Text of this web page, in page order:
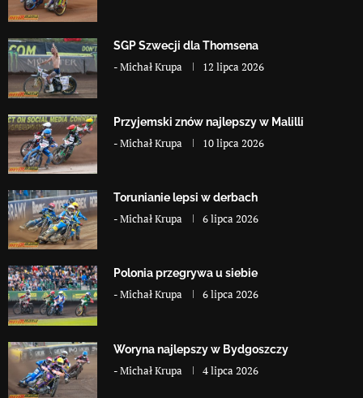
SGP Szwecji dla Thomsena
-Michał Krupa 12 lipca 2026
Przyjemski znów najlepszy w Malilli
-Michał Krupa 10 lipca 2026
Torunianie lepsi w derbach
-Michał Krupa 6 lipca 2026
Polonia przegrywa u siebie
-Michał Krupa 6 lipca 2026
Woryna najlepszy w Bydgoszczy
-Michał Krupa 4 lipca 2026